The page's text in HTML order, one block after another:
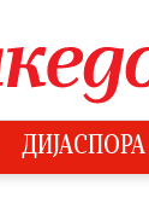
ДИЈАСПОРА